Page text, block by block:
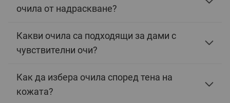
очила от надраскване?
Какви очила са подходящи за дами с
чувствителни очи?
Как да избера очила според тена на
кожата?